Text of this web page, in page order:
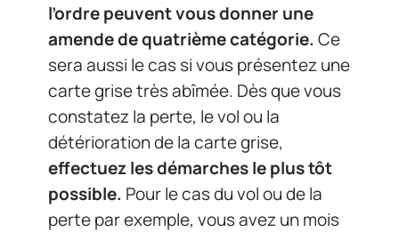
l’ordre peuvent vous donner une
amende de quatrième catégorie. Ce
sera aussi le cas si vous présentez une
carte grise très abîmée. Dès que vous
constatez la perte, le vol ou la
détérioration de la carte grise,
effectuez les démarches le plus tôt
possible. Pour le cas du vol ou de la
perte par exemple, vous avez un mois